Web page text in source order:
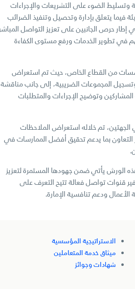
وتسليط الضوء على التشريعات والإجراءات
فيما يتعلق بإدارة وتحصيل وتنفيذ الضرائب
إطار حرص الجانبين على تعزيز التواصل
في تطوير الخدمات ورفع مستوى الكفاءة
من القطاع الخاص، حيث تم استعراض
وتسجيل المجموعات الضريبية، إلى جانب مناقشة
وتوضيح الإجراءات والمتطلبات
تم خلاله استعراض الملاحظات
التعاون بما يدعم تحقيق أفضل الممارسات في
الورش يأتي ضمن جهودها المستمرة لتعزيز
قنوات تواصل فعالة تتيح التعرف على
ودعم تنافسية الإمارة.
الاستراتيجية المؤسسية
ميثاق خدمة المتعاملين
شهادات وجوائز